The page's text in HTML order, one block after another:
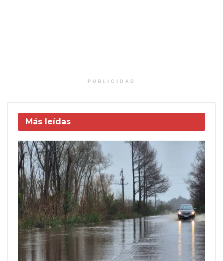
PUBLICIDAD
Más leídas